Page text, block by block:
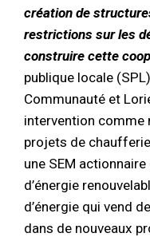
création de
restrictions sur les
construire cette
publique locale
Communauté et
intervention comme
projets de
une SEM
d’énergie
d’énergie qui vend
dans de nouveaux